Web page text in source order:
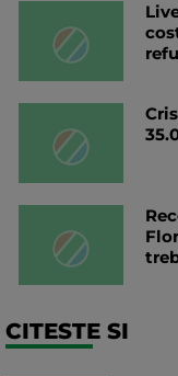
CITESTE SI